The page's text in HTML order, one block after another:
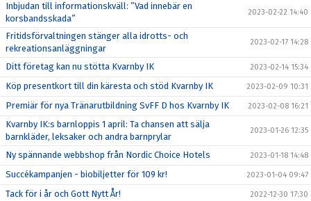
Inbjudan till informationskväll: ”Vad innebär en
korsbandsskada”
2023-02-22 14:40
Fritidsförvaltningen stänger alla idrotts- och
rekreationsanläggningar
2023-02-17 14:28
Ditt företag kan nu stötta Kvarnby IK 2023-02-14 15:34
Köp presentkort till din käresta och stöd Kvarnby IK 2023-02-09 10:31
Premiär för nya Tränarutbildning SvFF D hos Kvarnby IK 2023-02-08 16:21
Kvarnby IK:s barnloppis 1 april: Ta chansen att sälja
barnkläder, leksaker och andra barnprylar
2023-01-26 12:35
Ny spännande webbshop från Nordic Choice Hotels 2023-01-18 14:48
Succékampanjen - biobiljetter för 109 kr! 2023-01-04 09:47
Tack för i år och Gott Nytt År! 2022-12-30 17:30